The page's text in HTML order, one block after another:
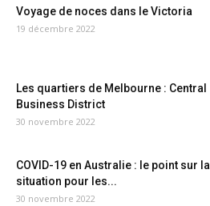
Voyage de noces dans le Victoria
19 décembre 2022
Les quartiers de Melbourne : Central
Business District
30 novembre 2022
COVID-19 en Australie : le point sur la
situation pour les...
30 novembre 2022